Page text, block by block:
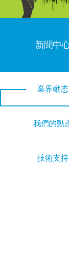
新聞中
業界動态
我們的動
技術支持